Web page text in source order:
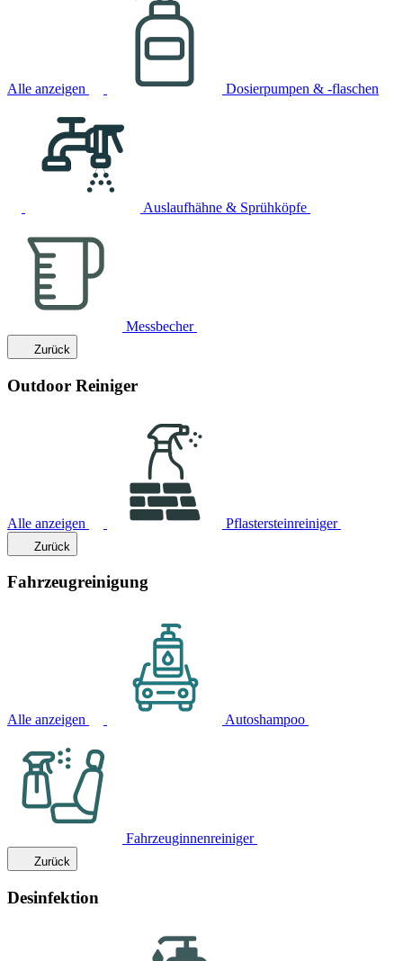
Alle anzeigen Dosierpumpen & -flaschen
Auslaufhähne & Sprühköpfe
Messbecher
Zurück
Outdoor Reiniger
Alle anzeigen Pflastersteinreiniger
Zurück
Fahrzeugreinigung
Alle anzeigen Autoshampoo
Fahrzeuginnenreiniger
Zurück
Desinfektion